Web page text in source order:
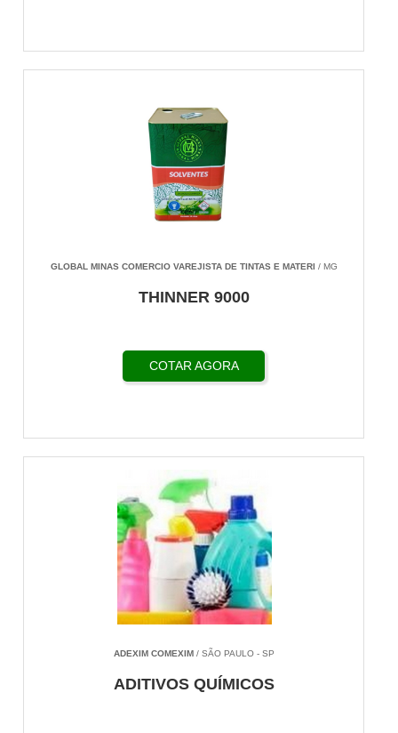
GLOBAL MINAS COMERCIO VAREJISTA DE TINTAS E MATERI / MG
THINNER 9000
COTAR AGORA
ADEXIM COMEXIM/ SÃO PAULO - SP
ADITIVOS QUÍMICOS